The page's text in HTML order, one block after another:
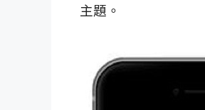
主題。